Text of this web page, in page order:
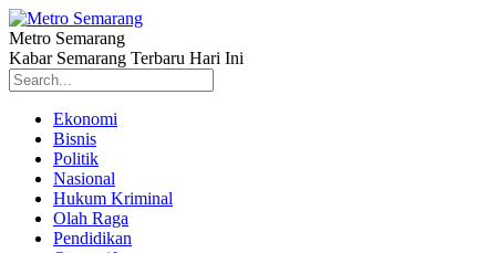
Metro Semarang
Kabar Semarang Terbaru Hari Ini
Ekonomi
Bisnis
Politik
Nasional
Hukum Kriminal
Olah Raga
Pendidikan